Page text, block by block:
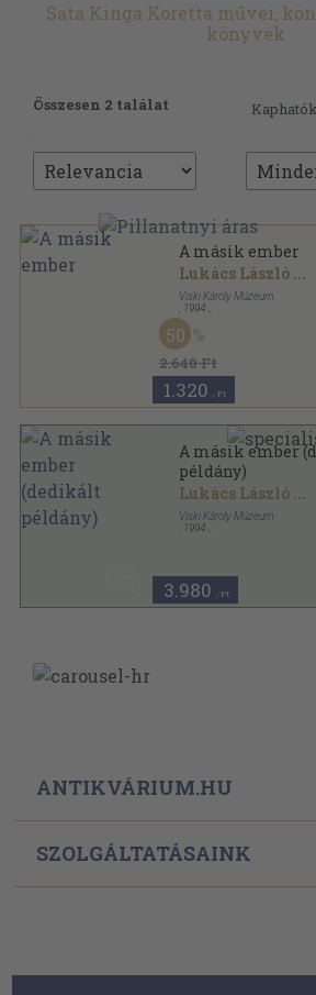
Sata Kinga Koretta művei,
könyvek
Összesen 2 találat
A másik ember
Lukács László ...
Viski Károly Múzeum
1994
Ragasztott papírkötés
Kalocsai Múzeumi
2.640 Ft
50
1.320 ,-Ft
A másik ember
példány)
Lukács László ...
Viski Károly Múzeum
1994
3.980 ,-Ft
ANTIKVÁRIUM.HU
SZOLGÁLTATÁSAINK